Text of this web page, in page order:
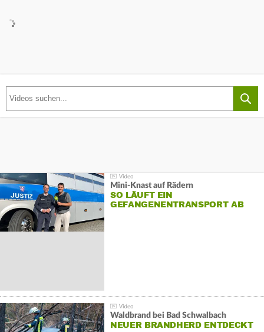
Mini-Knast auf Rädern
SO LÄUFT EIN
GEFANGENENTRANSPORT AB
Waldbrand bei Bad Schwalbach
NEUER BRANDHERD ENTDECKT